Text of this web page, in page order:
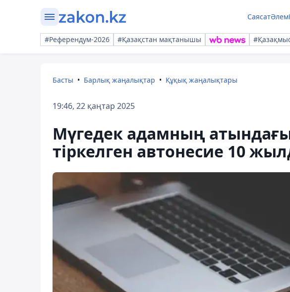
СаясатӘлем
#Референдум-2026 #Қазақстан мақтанышы
Басты Барлық жаңалықтар Құқық жаңалықтары
19:46, 22 қаңтар 2025
Мүгедек адамның
тіркелген автонесие 10